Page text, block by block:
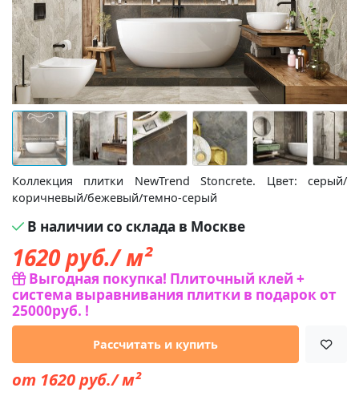
Коллекция плитки NewTrend Stoncrete. Цвет: серый/
коричневый/бежевый/темно-серый
В наличии со склада в Москве
1620руб./ м²
Выгодная покупка! Плиточный клей +
система выравнивания плитки в подарок от
25000руб. !
Рассчитать и купить
от 1620 руб./ м²